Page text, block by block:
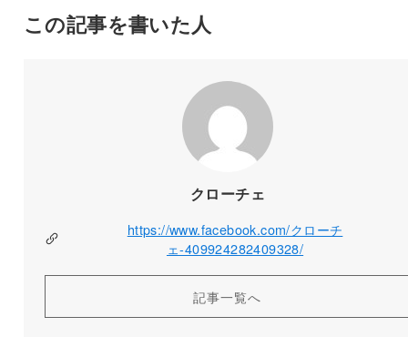
この記事を書いた人
クローチェ
https://www.facebook.com/クローチ
ェ-409924282409328/
記事一覧へ